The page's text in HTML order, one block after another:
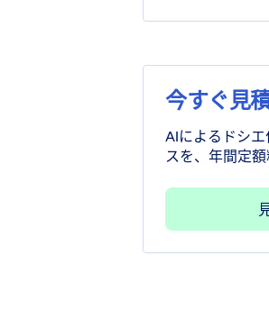
今すぐ見
AIによるドシ
スを、年間定額